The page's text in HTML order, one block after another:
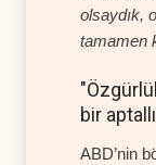
olsaydık,
tamamen
bir
ABD’nin